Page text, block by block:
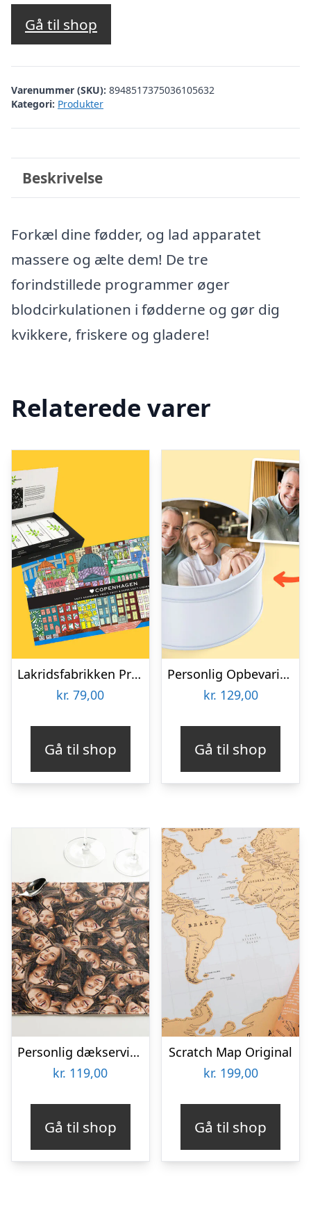
Gå til shop
Varenummer (SKU): 8948517375036105632
Kategori: Produkter
Beskrivelse
Forkæl dine fødder, og lad apparatet
massere og ælte dem! De tre
forindstillede programmer øger
blodcirkulationen i fødderne og gør dig
kvikkere, friskere og gladere!
Relaterede varer
Lakridsfabrikken Premiumlakrids – Copenhagen
kr. 79,00
Gå til shop
Personlig Opbevaringsboks i Metal med Billede – Rund
kr. 129,00
Gå til shop
Personlig dækserviet med Billede – Multiface
kr. 119,00
Gå til shop
Scratch Map Original
kr. 199,00
Gå til shop